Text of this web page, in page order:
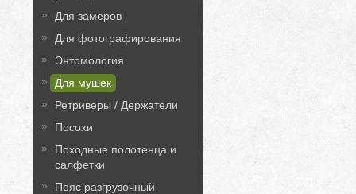
Для замеров
Для фотографирования
Энтомология
Для мушек
Ретриверы / Держатели
Посохи
Походные полотенца и
салфетки
Пояс разгрузочный